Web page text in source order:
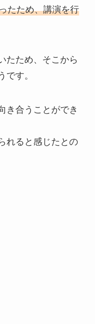
たため、講演を行
たため、そこから
です。
き合うことができ
れると感じたとの